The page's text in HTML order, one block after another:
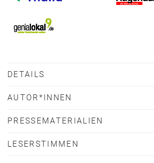
DETAILS
AUTOR*INNEN
PRESSEMATERIALIEN
LESERSTIMMEN